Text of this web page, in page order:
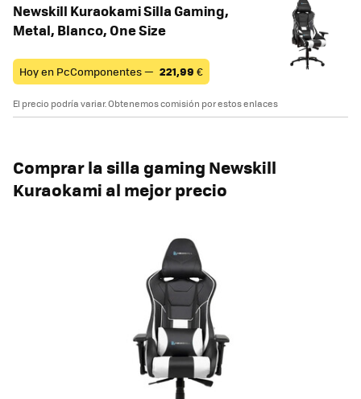
Newskill Kuraokami Silla Gaming,
Metal, Blanco, One Size
Hoy en PcComponentes — 221,99 €
El precio podría variar. Obtenemos comisión por estos enlaces
Comprar la silla gaming Newskill
Kuraokami al mejor precio